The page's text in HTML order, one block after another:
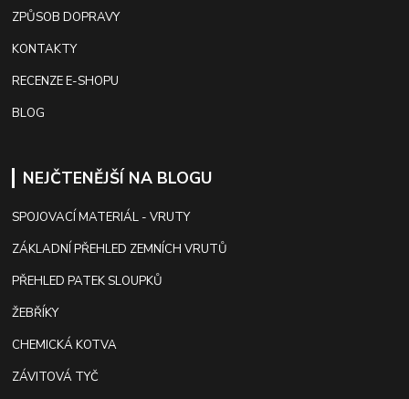
ZPŮSOB DOPRAVY
KONTAKTY
RECENZE E-SHOPU
BLOG
NEJČTENĚJŠÍ NA BLOGU
SPOJOVACÍ MATERIÁL - VRUTY
ZÁKLADNÍ PŘEHLED ZEMNÍCH VRUTŮ
PŘEHLED PATEK SLOUPKŮ
ŽEBŘÍKY
CHEMICKÁ KOTVA
ZÁVITOVÁ TYČ